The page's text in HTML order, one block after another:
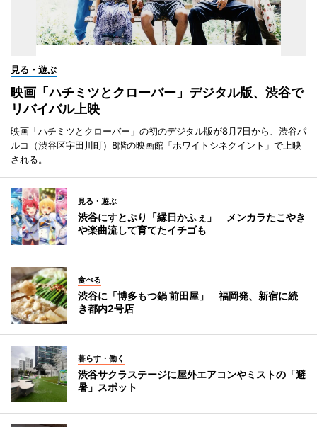
見る・遊ぶ
映画「ハチミツとクローバー」デジタル版、渋谷で
リバイバル上映
映画「ハチミツとクローバー」の初のデジタル版が8月7日から、渋谷パ
ルコ（渋谷区宇田川町）8階の映画館「ホワイトシネクイント」で上映
される。
見る・遊ぶ
渋谷にすとぷり「縁日かふぇ」 メンカラたこやき
や楽曲流して育てたイチゴも
食べる
渋谷に「博多もつ鍋 前田屋」 福岡発、新宿に続
き都内2号店
暮らす・働く
渋谷サクラステージに屋外エアコンやミストの「避
暑」スポット